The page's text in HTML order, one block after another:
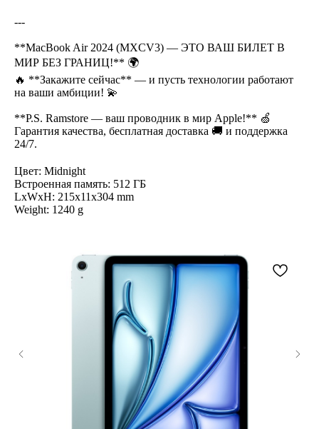
---
**MacBook Air 2024 (MXCV3) — ЭТО ВАШ БИЛЕТ В
МИР БЕЗ ГРАНИЦ!** 🌍
🔥 **Закажите сейчас** — и пусть технологии работают
на ваши амбиции! 💫
**P.S. Ramstore — ваш проводник в мир Apple!** 🍏
Гарантия качества, бесплатная доставка 🚚 и поддержка
24/7.
Цвет: Midnight
Встроенная память: 512 ГБ
LxWxH: 215x11x304 mm
Weight: 1240 g